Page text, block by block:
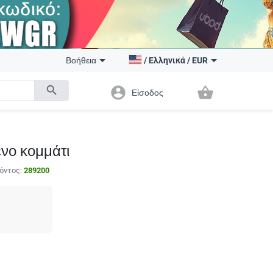
search
Βοήθεια / Ελληνικά/ EUR
account_circle Είσοδος shopping_basket
κομμάτι
289200